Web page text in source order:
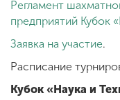
Регламент
предприятий Кубок
Заявка на участие.
Расписание
Кубок «Наука и